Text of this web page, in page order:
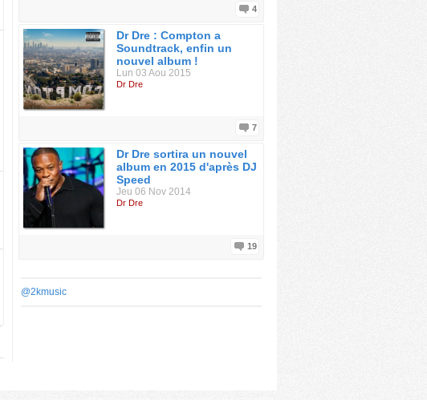
4
Dr Dre : Compton a
Soundtrack, enfin un
nouvel album !
Lun 03 Aou 2015
Dr Dre
7
Dr Dre sortira un nouvel
album en 2015 d'après DJ
Speed
Jeu 06 Nov 2014
Dr Dre
19
@2kmusic